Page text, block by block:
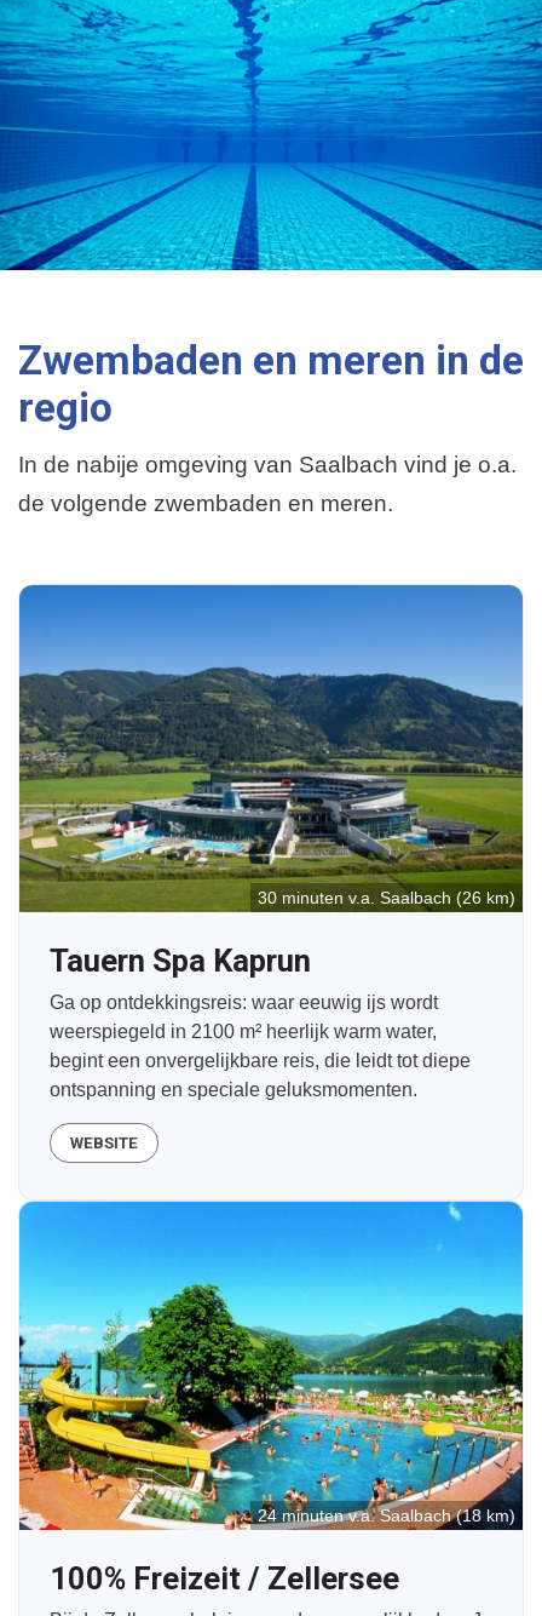
Zwembaden en meren in de
regio
In de nabije omgeving van Saalbach vind je o.a.
de volgende zwembaden en meren.
30 minuten v.a. Saalbach (26 km)
Tauern Spa Kaprun
Ga op ontdekkingsreis: waar eeuwig ijs wordt
weerspiegeld in 2100 m² heerlijk warm water,
begint een onvergelijkbare reis, die leidt tot diepe
ontspanning en speciale geluksmomenten.
WEBSITE
24 minuten v.a. Saalbach (18 km)
100% Freizeit / Zellersee